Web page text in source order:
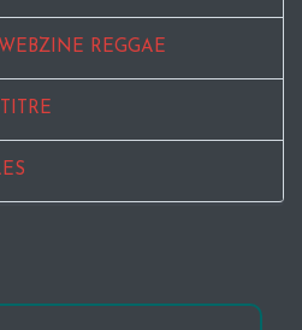
REGGAE